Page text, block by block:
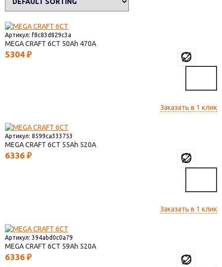
Артикул: f8c83d829c3a
MEGA CRAFT 6СТ 50 470
5304 ₽
Заказать в 1 клик
Артикул: 8599ca333753
MEGA CRAFT 6СТ 55 520
6336 ₽
Заказать в 1 клик
Артикул: 394abd0c0a79
MEGA CRAFT 6СТ 59 520
6336 ₽